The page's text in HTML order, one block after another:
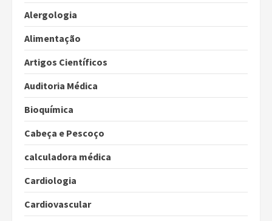
Alergologia
Alimentação
Artigos Científicos
Auditoria Médica
Bioquímica
Cabeça e Pescoço
calculadora médica
Cardiologia
Cardiovascular